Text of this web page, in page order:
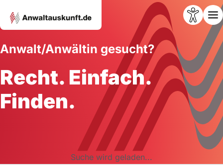
Anwalt/Anwältin gesucht?
Recht. Einfach.
Finden.
Suche wird geladen...